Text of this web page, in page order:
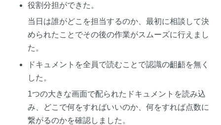
役割分担ができた。
当日は誰がどこを担当するのか、最初に相談して決
められたことでその後の作業がスムーズに行えまし
た。
ドキュメントを全員で読むことで認識の齟齬を無く
した。
1つの大きな画面で配られたドキュメントを読み込
み、どこで何をすればいいのか、何をすれば点数に
繋がるのかを確認しました。